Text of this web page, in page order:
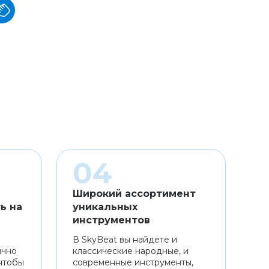
на
Широкий ассортимент
уникальных
инструментов
В SkyBeat вы найдете и
классические народные, и
современные инструменты,